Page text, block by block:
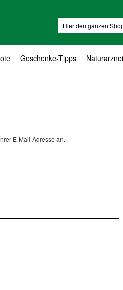
Geschenke-Tipps Naturarznei
E-Mail-Adresse an.